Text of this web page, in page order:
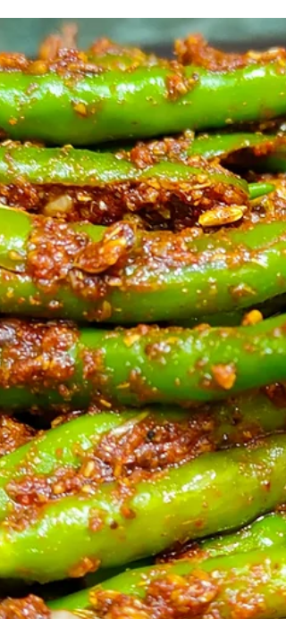
उपवास स्पेशल एनर्जी से
भरपूर नमकीन | Farali
Mixture for
Navratri Fasting